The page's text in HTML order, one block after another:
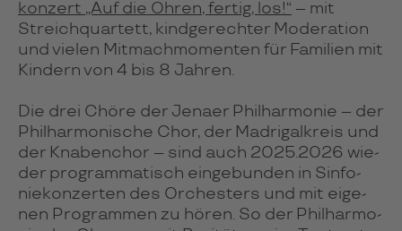
kon­zert „Auf die Ohren, fertig, los!“ – mit
Streich­quar­tett, kind­ge­rech­ter Mode­ra­tion
und vie­len Mit­mach­mo­men­ten für Fami­lien mit
Kin­dern von 4 bis 8 Jah­ren.
Die drei Chöre der Jenaer Phil­har­mo­nie – der
Phil­har­mo­ni­sche Chor, der Madri­gal­kreis und
der Kna­ben­chor – sind auch 2025.2026 wie­
der pro­gram­ma­tisch ein­ge­bun­den in Sin­fo­
nie­kon­zer­ten des Or­ches­ters und mit eige­
nen Pro­gram­men zu hören. So der Phil­har­mo­